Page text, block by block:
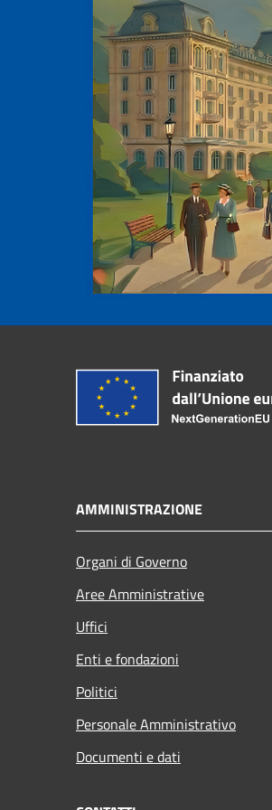
AMMINISTRAZIONE
Organi di Governo
Aree Amministrative
Uffici
Enti e fondazioni
Politici
Personale Amministrativo
Documenti e dati